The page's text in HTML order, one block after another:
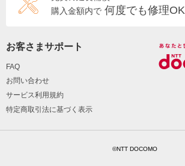
購入金額内で 何度でも修理OK
お客さまサポート
FAQ
お問い合わせ
サービス利用規約
特定商取引法に基づく表示
©NTT DOCOMO